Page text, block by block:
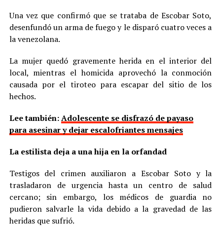
Una vez que confirmó que se trataba de Escobar Soto,
desenfundó un arma de fuego y le disparó cuatro veces a
la venezolana.
La mujer quedó gravemente herida en el interior del
local, mientras el homicida aprovechó la conmoción
causada por el tiroteo para escapar del sitio de los
hechos.
Lee también:Adolescente se disfrazó de payaso
para asesinar y dejar escalofriantes mensajes
La estilista deja a una hija en la orfandad
Testigos del crimen auxiliaron a Escobar Soto y la
trasladaron de urgencia hasta un centro de salud
cercano; sin embargo, los médicos de guardia no
pudieron salvarle la vida debido a la gravedad de las
heridas que sufrió.